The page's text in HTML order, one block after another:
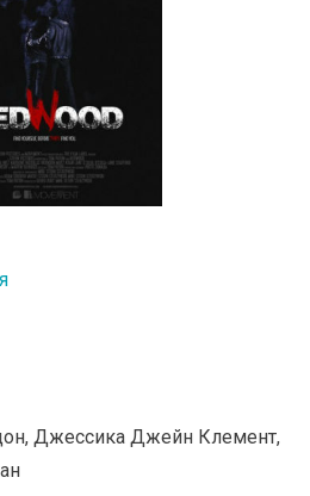
Джессика Джейн Клемент,